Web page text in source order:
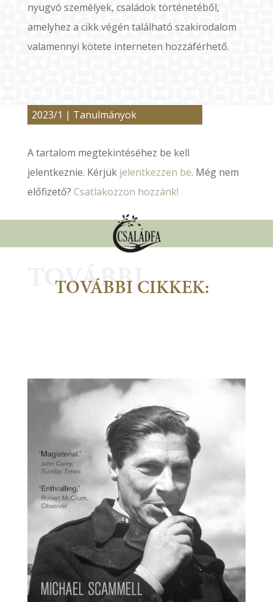
nyugvó személyek, családok történetéből,
amelyhez a cikk végén található szakirodalom
valamennyi kötete interneten hozzáférhető.
2023/1 | Tanulmányok
A tartalom megtekintéséhez be kell
jelentkeznie. Kérjük jelentkezzen be. Még nem
előfizető? Csatlakozzon hozzánk!
TOVÁBBI
TOVÁBBI CIKKEK: